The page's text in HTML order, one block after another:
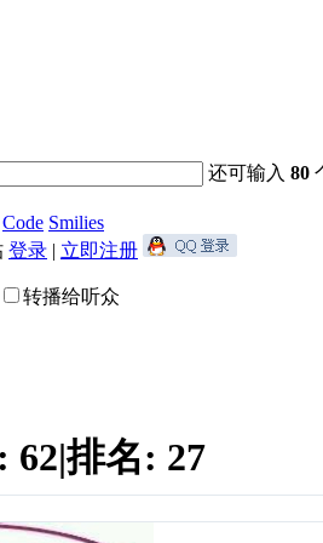
还可输入80
Code Smilies
登录 | 立即注册
转播给听众
62|排名: 27